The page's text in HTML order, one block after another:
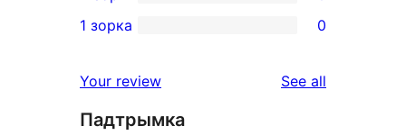
reviews
star
2-
reviews
star
reviews
1 зорка 0
Your review See all
Падтрымка